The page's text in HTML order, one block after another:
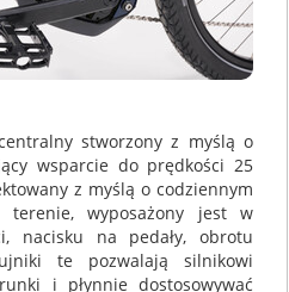
stworzony z myślą o
wsparcie do prędkości 25
z myślą o codziennym
terenie, wyposażony jest w
nacisku na pedały, obrotu
te pozwalają silnikowi
i płynnie dostosowywać